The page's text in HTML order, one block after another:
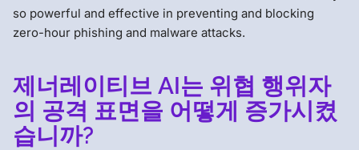
so powerful and effective in preventing and blocking
zero-hour phishing and malware attacks.
제너레이티브 AI는 위협 행위자
의 공격 표면을 어떻게 증가시켰
습니까?